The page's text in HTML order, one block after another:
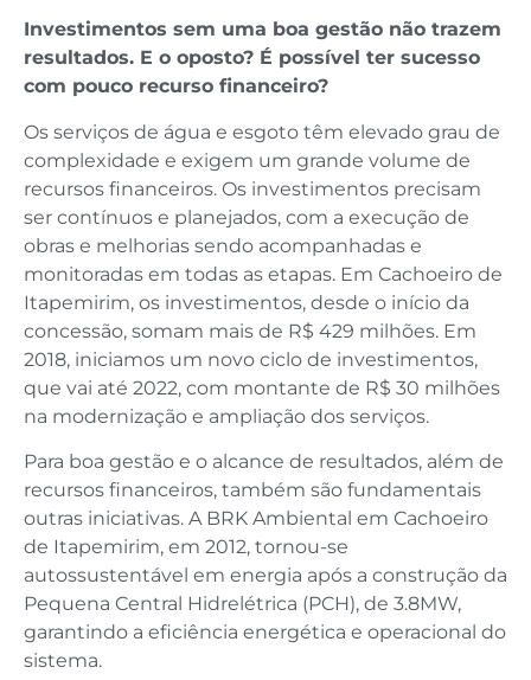
Investimentos sem uma boa gestão não trazem
resultados. E o oposto? É possível ter sucesso
com pouco recurso financeiro?
Os serviços de água e esgoto têm elevado grau de
complexidade e exigem um grande volume de
recursos financeiros. Os investimentos precisam
ser contínuos e planejados, com a execução de
obras e melhorias sendo acompanhadas e
monitoradas em todas as etapas. Em Cachoeiro de
Itapemirim, os investimentos, desde o início da
concessão, somam mais de R$ 429 milhões. Em
2018, iniciamos um novo ciclo de investimentos,
que vai até 2022, com montante de R$ 30 milhões
na modernização e ampliação dos serviços.
Para boa gestão e o alcance de resultados, além de
recursos financeiros, também são fundamentais
outras iniciativas. A BRK Ambiental em Cachoeiro
de Itapemirim, em 2012, tornou-se
autossustentável em energia após a construção da
Pequena Central Hidrelétrica (PCH), de 3.8MW,
garantindo a eficiência energética e operacional do
sistema.